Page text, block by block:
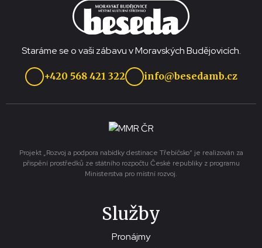
Staráme se o vaši zábavu v Moravských Budějovicích.
+420 568 421 322 info@besedamb.cz
Projekt „Rozvoj a podpora nabídky destinace Třebíčsko“ je realizován za
přispění prostředků ze státního rozpočtu České republiky z programu
Ministerstva pro místní rozvoj.
Služby
Pronájmy